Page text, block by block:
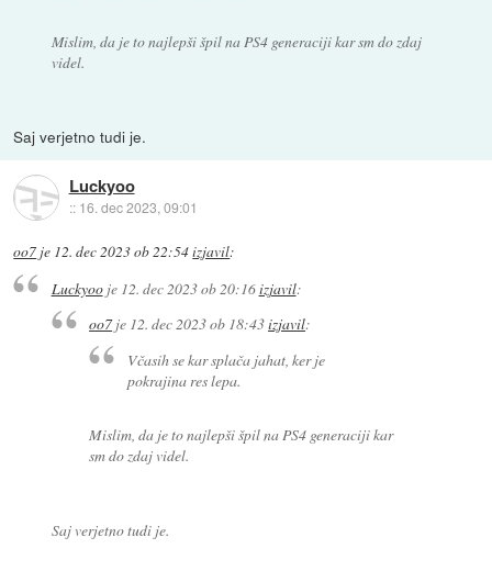
Mislim, da je to najlepši špil na PS4 generaciji kar sm do zdaj
videl.
Saj verjetno tudi je.
Luckyoo
:: 16. dec 2023, 09:01
oo7 je 12. dec 2023 ob 22:54izjavil:
Luckyooje 12. dec 2023 ob 20:16izjavil:
oo7je 12. dec 2023 ob 18:43izjavil:
Včasih se kar splača jahat, ker je
pokrajina res lepa.
Mislim, da je to najlepši špil na PS4 generaciji kar
sm do zdaj videl.
Saj verjetno tudi je.